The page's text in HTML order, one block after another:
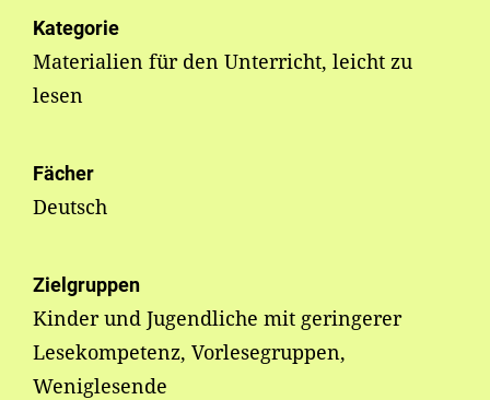
Kategorie
Materialien für den Unterricht, leicht zu
lesen
Fächer
Deutsch
Zielgruppen
Kinder und Jugendliche mit geringerer
Lesekompetenz, Vorlesegruppen,
Weniglesende